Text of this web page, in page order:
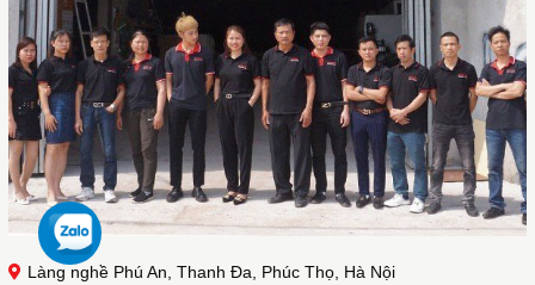
Làng nghề Phú An, Thanh Đa, Phúc Thọ, Hà Nội